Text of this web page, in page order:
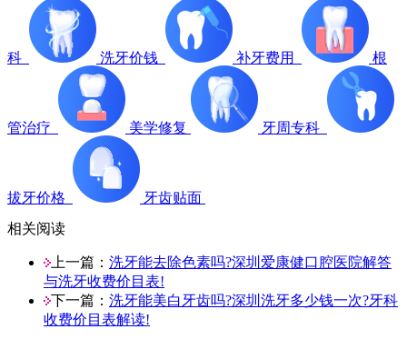
科 洗牙价钱 补牙费用 根
管治疗 美学修复 牙周专科
拔牙价格
牙齿贴面
相关阅读
上一篇： 洗牙能去除色素吗?深圳爱康健口腔医院解答
与洗牙收费价目表!
下一篇： 洗牙能美白牙齿吗?深圳洗牙多少钱一次?牙科
收费价目表解读!